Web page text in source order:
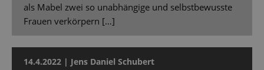
als Mabel zwei so unabhängige und selbstbewusste
Frauen verkörpern […]
14.4.2022 | Jens Daniel Schubert